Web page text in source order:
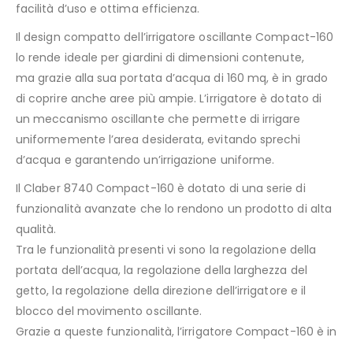
facilità d’uso e ottima efficienza.
Il design compatto dell’irrigatore oscillante Compact-160
lo rende ideale per giardini di dimensioni contenute,
ma grazie alla sua portata d’acqua di 160 mq, è in grado
di coprire anche aree più ampie. L’irrigatore è dotato di
un meccanismo oscillante che permette di irrigare
uniformemente l’area desiderata, evitando sprechi
d’acqua e garantendo un’irrigazione uniforme.
Il Claber 8740 Compact-160 è dotato di una serie di
funzionalità avanzate che lo rendono un prodotto di alta
qualità.
Tra le funzionalità presenti vi sono la regolazione della
portata dell’acqua, la regolazione della larghezza del
getto, la regolazione della direzione dell’irrigatore e il
blocco del movimento oscillante.
Grazie a queste funzionalità, l’irrigatore Compact-160 è in